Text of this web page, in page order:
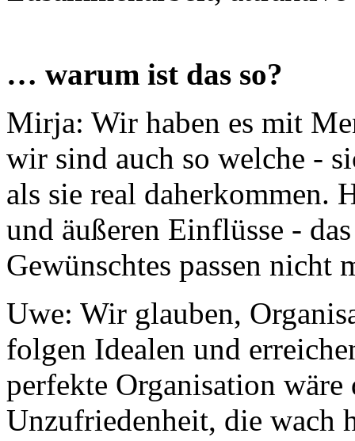
… warum ist das so?
Mirja: Wir haben es mit
wir sind auch so welche -
als sie real daherkommen.
und äußeren Einflüsse -
Gewünschtes passen nicht
Uwe: Wir glauben,
folgen Idealen und
perfekte Organisation wäre
Unzufriedenheit, die wach